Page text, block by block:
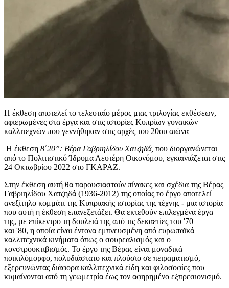
Η έκθεση αποτελεί το τελευταίο μέρος μιας τριλογίας εκθέσεων,
αφιερωμένες στα έργα και στις ιστορίες Κυπρίων γυναικών
καλλιτεχνών που γεννήθηκαν στις αρχές του 20ου αιώνα
H έκθεση 8΄20”: Βέρα Γαβριηλίδου Χατζηδά, που διοργανώνεται
από το Πολιτιστικό Ίδρυμα Λευτέρη Οικονόμου, εγκαινιάζεται στις
24 Οκτωβρίου 2022 στο ΓΚΑΡΑΖ.
Στην έκθεση αυτή θα παρουσιαστούν πίνακες και σχέδια της Βέρας
Γαβριηλίδου Χατζηδά (1936-2012) της οποίας το έργο αποτελεί
ανεξίτηλο κομμάτι της Κυπριακής ιστορίας της τέχνης - μια ιστορία
που αυτή η έκθεση επανεξετάζει. Θα εκτεθούν επιλεγμένα έργα
της, με επίκεντρο τη δουλειά της από τις δεκαετίες του '70
και '80, η οποία είναι έντονα εμπνευσμένη από ευρωπαϊκά
καλλιτεχνικά κινήματα όπως ο σουρεαλισμός και ο
κονστρουκτιβισμός. Το έργο της Βέρας είναι μοναδικά
ποικιλόμορφο, πολυδιάστατο και πλούσιο σε πειραματισμό,
εξερευνώντας διάφορα καλλιτεχνικά είδη και φιλοσοφίες που
κυμαίνονται από τη γεωμετρία έως τον αφηρημένο εξπρεσιονισμό.